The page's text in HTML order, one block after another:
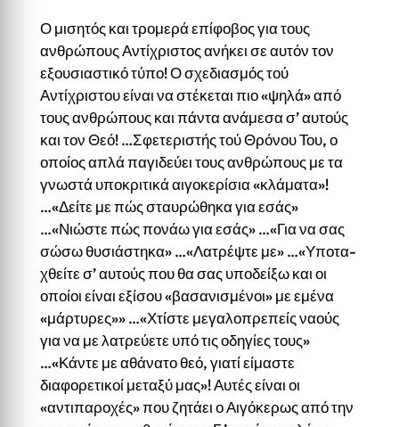
Ο μισητός και τρομερά επίφοβος για τους
ανθρώπους Αντίχριστος ανήκει σε αυτόν τον
εξουσιαστικό τύπο! Ο σχεδιασμός τού
Αντίχριστου είναι να στέκεται πιο «ψηλά» από
τους ανθρώπους και πάντα ανάμεσα σ’ αυτούς
και τον Θεό! …Σφετεριστής τού Θρόνου Του, ο
οποίος απλά παγιδεύει τους ανθρώπους με τα
γνωστά υποκριτικά αιγοκερίσια «κλάματα»!
…«Δείτε με πώς σταυρώθηκα για εσάς»
…«Νιώστε πώς πονάω για εσάς» …«Για να σας
σώσω θυσιάστηκα» …«Λατρέψτε με» …«Υποτα­
χθείτε σ’ αυτούς που θα σας υποδείξω και οι
οποίοι είναι εξίσου «βασανισμένοι» με εμένα
«μάρτυρες»» …«Χτίστε μεγαλοπρε­πείς ναούς
για να με λατρεύετε υπό τις οδηγίες τους»
…«Κάντε με αθάνατο θεό, γιατί είμαστε
διαφορετικοί μεταξύ μας»! Αυτές είναι οι
«αντιπαροχές» που ζητάει ο Αιγόκερως από την